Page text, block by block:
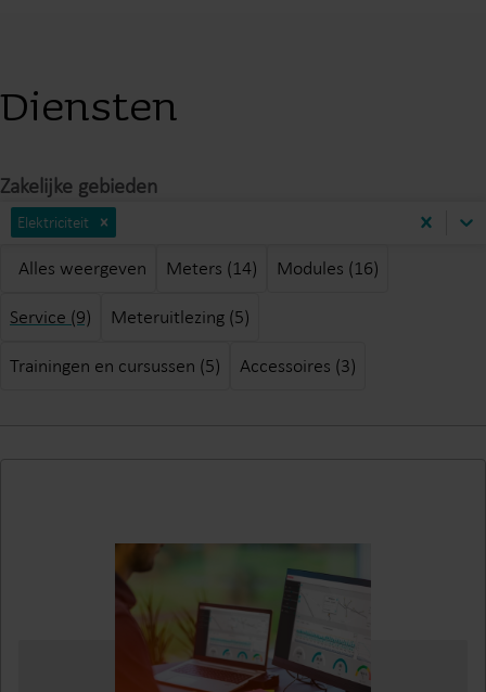
Diensten
Zakelijke gebieden
Elektriciteit
Alles weergeven Meters (14) Modules (16)
Service (9) Meteruitlezing (5)
Trainingen en cursussen (5) Accessoires (3)